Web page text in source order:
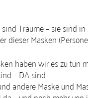
Träume – sie sind
dieser Masken
haben wir es zu tun
– DA sind
andere Maske und